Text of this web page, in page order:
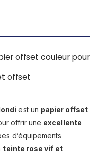
offset couleur pour
offset
est un papier offset
offrir une excellente
d’équipements
teinte rose vif et